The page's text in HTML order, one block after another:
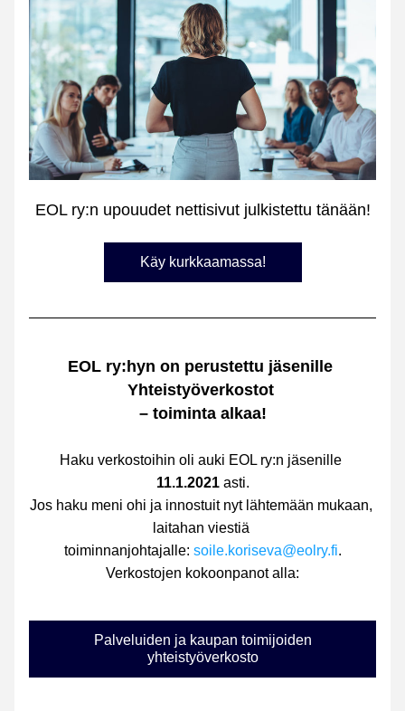
EOL ry:n upouudet nettisivut julkistettu tänään!
Käy kurkkaamassa!
EOL ry:hyn on perustettu jäsenille
Yhteistyöverkostot
– toiminta alkaa!
11.1.2021 asti.
Jos haku meni ohi ja innostuit nyt lähtemään mukaan,
laitahan viestiä
toiminnanjohtajalle: soile.koriseva@eolry.fi.
Verkostojen kokoonpanot alla:
Palveluiden ja kaupan toimijoiden
yhteistyöverkosto